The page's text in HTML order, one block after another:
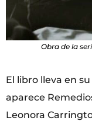
Obra de la
El libro lleva en
aparece
Leonora